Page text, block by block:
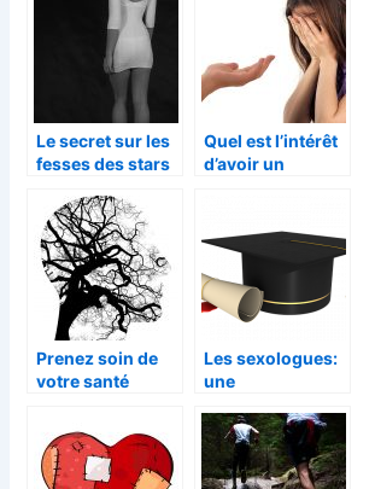
Le secret sur les
fesses des stars
Quel est l’intérêt
d’avoir un
Prenez soin de
votre santé
psy à Woluwe-
Saint-Pierre!
Les sexologues:
une
n?